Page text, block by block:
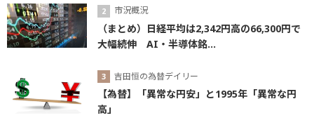
市況概況
（まとめ）日経平均は2,342円高の66,300円で
大幅続伸 AI・半導体銘...
吉田恒の為替デイリー
【為替】「異常な円安」と1995年「異常な円
高」